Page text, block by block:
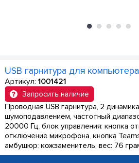
USB гарнитура для компьютера
Артикул: 1001421
Запросить наличие
Проводная USB гарнитура, 2
шумоподавлением, частотный
20000 Гц, блок управления: кнопка
отключение микрофона, кнопка
амбушюр: кожзаменитель, вес: 76